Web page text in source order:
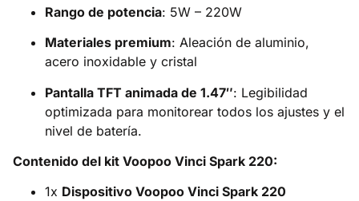
Rango de potencia: 5W – 220W
Materiales premium: Aleación de aluminio,
acero inoxidable y cristal
Pantalla TFT animada de 1.47″: Legibilidad
optimizada para monitorear todos los ajustes y el
nivel de batería.
Contenido del kit Voopoo Vinci Spark 220:
1x Dispositivo Voopoo Vinci Spark 220